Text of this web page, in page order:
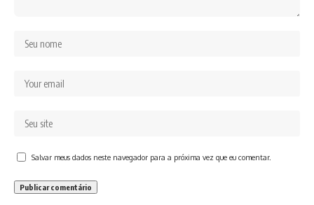
Salvar meus dados neste navegador para a próxima vez que eu comentar.